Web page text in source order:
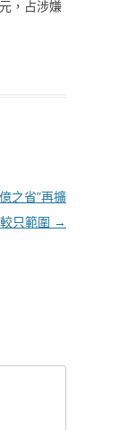
，占涉嫌
之省”再擴
只範圍 →